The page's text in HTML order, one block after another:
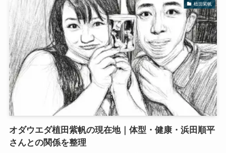
植田紫帆
オダウエダ植田紫帆の現在地｜体型・健康・浜田順平
さんとの関係を整理